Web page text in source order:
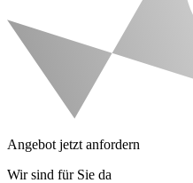
Angebot jetzt anfordern
Wir sind für Sie da